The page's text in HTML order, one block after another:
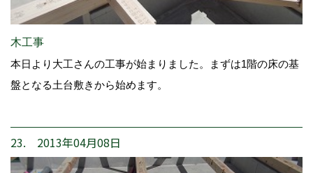
木工事
本日より大工さんの工事が始まりました。まずは1階の床の基
盤となる土台敷きから始めます。
23. 2013年04月08日